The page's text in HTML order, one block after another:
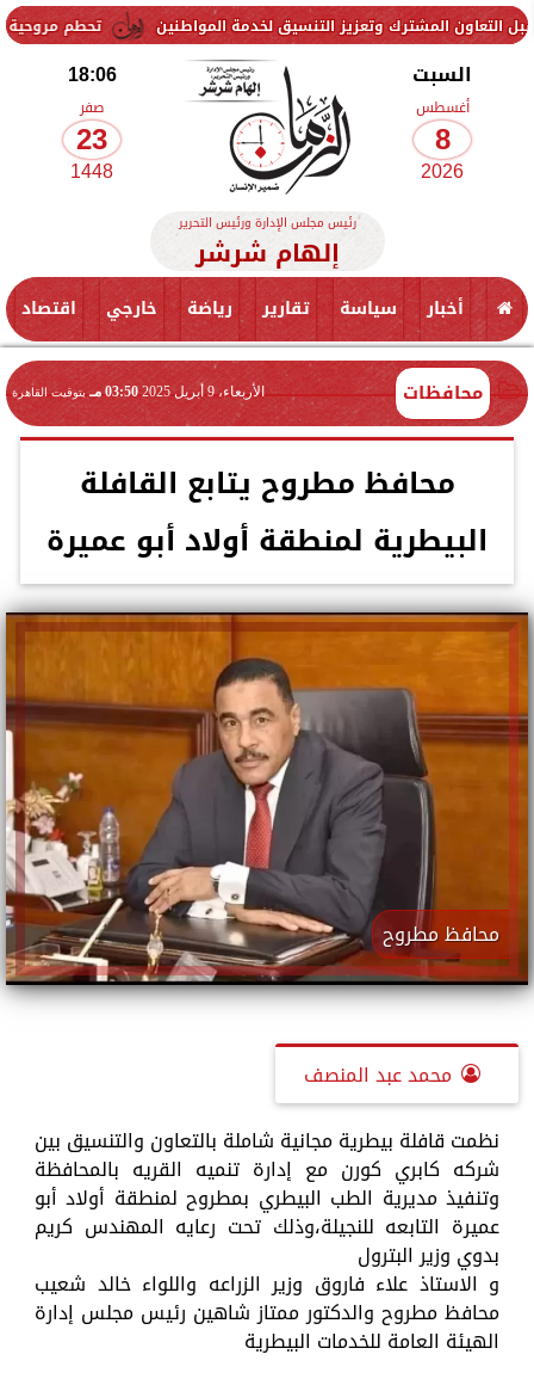
تحطم مروحية أثناء مكافحة وتعزيز التنسيق لخدمة المواطنين
السبت
أغسطس
8
2026
18:06
صفر
23
1448
رئيس مجلس الإدارة ورئيس التحرير
إلهام شرشر
أخبار سياسة تقارير رياضة خارجي اقتصاد
محافظات الأربعاء، 9 أبريل 2025 03:50 مـ بتوقيت القاهرة
محافظ مطروح يتابع القافلة
البيطرية لمنطقة أولاد أبو عميرة
محافظ مطروح
محمد عبد المنصف
نظمت قافلة بيطرية مجانية شاملة بالتعاون والتنسيق بين
شركه كابري كورن مع إدارة تنميه القريه بالمحافظة
وتنفيذ مديرية الطب البيطري بمطروح لمنطقة أولاد أبو
عميرة التابعه للنجيلة،وذلك تحت رعايه المهندس كريم
بدوي وزير البترول
و الاستاذ علاء فاروق وزير الزراعه واللواء خالد شعيب
محافظ مطروح والدكتور ممتاز شاهين رئيس مجلس إدارة
الهيئة العامة للخدمات البيطرية